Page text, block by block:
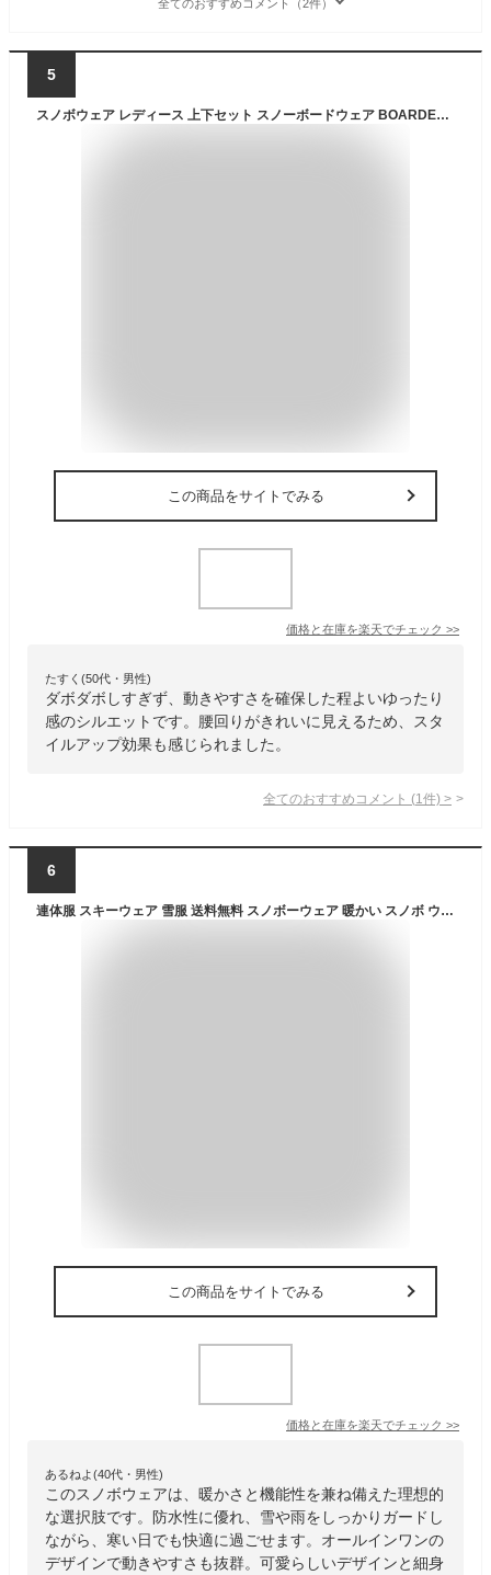
全てのおすすめコメント（2件）
5
スノボウェア レディース 上下セット スノーボードウェア BOARDEE OT42W×OB41W ボーディー
この商品をサイトでみる
価格と在庫を楽天でチェック >>
たすく(50代・男性)
ダボダボしすぎず、動きやすさを確保した程よいゆったり
感のシルエットです。腰回りがきれいに見えるため、スタ
イルアップ効果も感じられました。
全てのおすすめコメント (1 件) >
6
連体服 スキーウェア 雪服 送料無料 スノボーウェア 暖かい スノボ ウェア スノーボード スノーウェア オールインワン スノーボードウェア レディーススノーウェア 防寒 スノボウェア 防水 スノボー スキー 可愛い お揃い 細身 大きいサイズ ボードウェア★激安★セール
この商品をサイトでみる
価格と在庫を楽天でチェック >>
あるねよ(40代・男性)
このスノボウェアは、暖かさと機能性を兼ね備えた理想的
な選択肢です。防水性に優れ、雪や雨をしっかりガードし
ながら、寒い日でも快適に過ごせます。オールインワンの
デザインで動きやすさも抜群。可愛らしいデザインと細身